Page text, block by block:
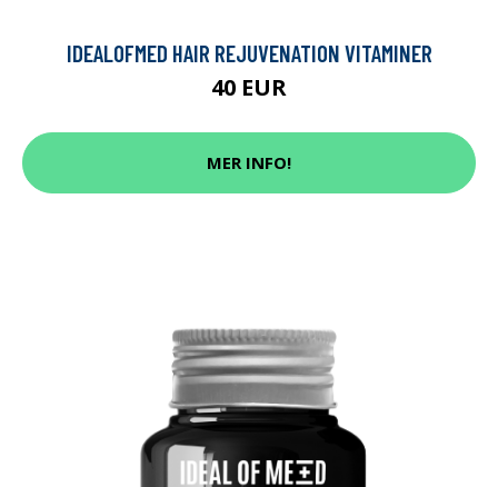
IDEALOFMED HAIR REJUVENATION VITAMINER
40 EUR
MER INFO!